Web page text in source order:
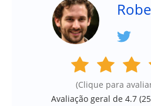
(Clique para
Avaliação geral de 4.7 (